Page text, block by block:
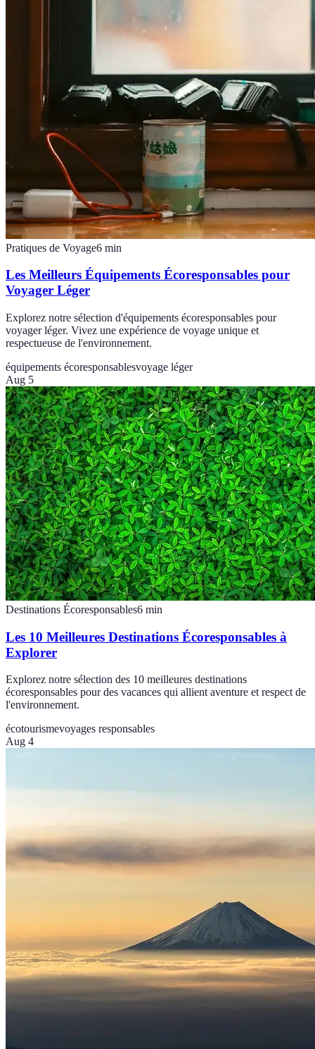
Pratiques de Voyage6 min
Les Meilleurs Équipements Écoresponsables pour
Voyager Léger
Explorez notre sélection d'équipements écoresponsables pour
voyager léger. Vivez une expérience de voyage unique et
respectueuse de l'environnement.
équipements écoresponsablesvoyage léger
Aug 5
Destinations Écoresponsables6 min
Les 10 Meilleures Destinations Écoresponsables à
Explorer
Explorez notre sélection des 10 meilleures destinations
écoresponsables pour des vacances qui allient aventure et respect de
l'environnement.
écotourismevoyages responsables
Aug 4